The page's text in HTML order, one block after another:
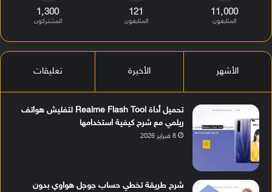
11٬000
المتابعون
121
المتابعون
1٬300
المشتركون
الأشهر الأخيرة تعليقات
تحميل أداة Realme Flash Tool لتفليش هواتف
ريلمي مع شرح كيفية استخدامها
8 فبراير 2026
شرح طريقة تخطي حساب جوجل هواوي بدون